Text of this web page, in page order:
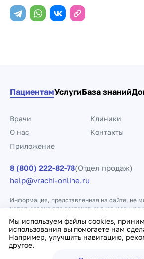
Мы используем файлы cookies,
использования вы помогаете нам
Например, улучшить навигацию,
другое.
ПациентамУслугиБаза знаний
Врачи
Клиники
О нас
Контакты
Приложение
8 (800) 222-82-78(Отдел продаж)
help@vrachi-online.ru
Информация, представленная на сайте, не
использована для постановки диагноза,
заменяет прием врача.
Политика конфиденциальности